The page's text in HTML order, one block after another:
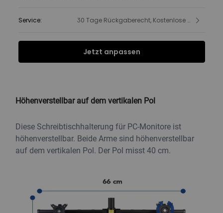
Service: 30 Tage Rückgaberecht, Kostenlose Lieferung, Produkt- und Sicherheitsinformationen
Jetzt anpassen
Höhenverstellbar auf dem vertikalen Pol
Diese Schreibtischhalterung für PC-Monitore ist
höhenverstellbar. Beide Arme sind höhenverstellbar
auf dem vertikalen Pol. Der Pol misst 40 cm.